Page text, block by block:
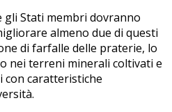
gli Stati membri dovranno
almeno due di questi
di farfalle delle praterie, lo
nei terreni minerali coltivati e
con caratteristiche